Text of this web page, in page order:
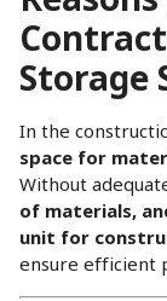
Storage
In the
space for
Without
of materials,
unit for
ensure efficient